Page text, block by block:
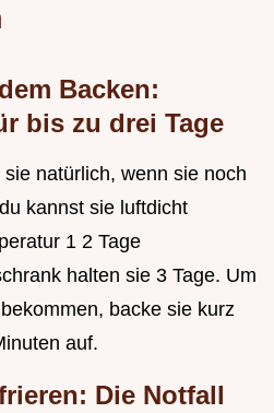
Backen:
bis zu drei Tage
natürlich, wenn sie noch
kannst sie luftdicht
1 2 Tage
halten sie 3 Tage. Um
backe sie kurz
auf.
Die Notfall